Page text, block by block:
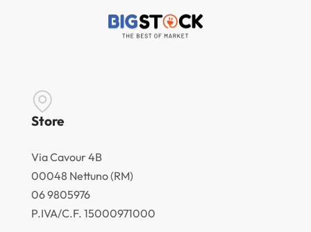
Store
Via Cavour 4B
00048 Nettuno (RM)
06 9805976
P.IVA/C.F. 15000971000